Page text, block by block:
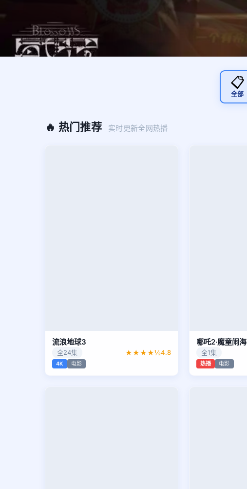
📋
全部
🔥 热门推荐 实时更新全网热播
流浪地球3
全24集 ★★★★½4.8
4K 电影
哪吒2·魔童闹海
全1集
热播 电影